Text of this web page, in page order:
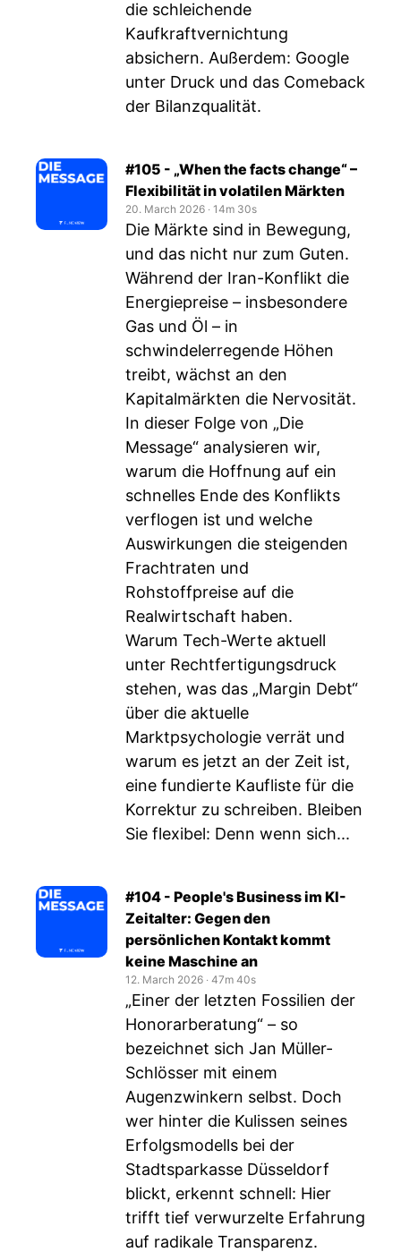
die schleichende
Kaufkraftvernichtung
absichern. Außerdem: Google
unter Druck und das Comeback
der Bilanzqualität.
#105 - „When the facts change“ –
Flexibilität in volatilen Märkten
20. March 2026 ‧ 14m 30s
Die Märkte sind in Bewegung,
und das nicht nur zum Guten.
Während der Iran-Konflikt die
Energiepreise – insbesondere
Gas und Öl – in
schwindelerregende Höhen
treibt, wächst an den
Kapitalmärkten die Nervosität.
In dieser Folge von „Die
Message“ analysieren wir,
warum die Hoffnung auf ein
schnelles Ende des Konflikts
verflogen ist und welche
Auswirkungen die steigenden
Frachtraten und
Rohstoffpreise auf die
Realwirtschaft haben.
Warum Tech-Werte aktuell
unter Rechtfertigungsdruck
stehen, was das „Margin Debt“
über die aktuelle
Marktpsychologie verrät und
warum es jetzt an der Zeit ist,
eine fundierte Kaufliste für die
Korrektur zu schreiben. Bleiben
Sie flexibel: Denn wenn sich...
#104 - People's Business im KI-
Zeitalter: Gegen den
persönlichen Kontakt kommt
keine Maschine an
12. March 2026 ‧ 47m 40s
„Einer der letzten Fossilien der
Honorarberatung“ – so
bezeichnet sich Jan Müller-
Schlösser mit einem
Augenzwinkern selbst. Doch
wer hinter die Kulissen seines
Erfolgsmodells bei der
Stadtsparkasse Düsseldorf
blickt, erkennt schnell: Hier
trifft tief verwurzelte Erfahrung
auf radikale Transparenz.